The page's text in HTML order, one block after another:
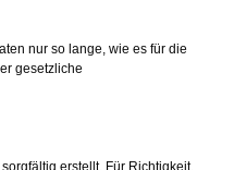
nur so lange, wie es für die
gesetzliche
erstellt. Für Richtigkeit,